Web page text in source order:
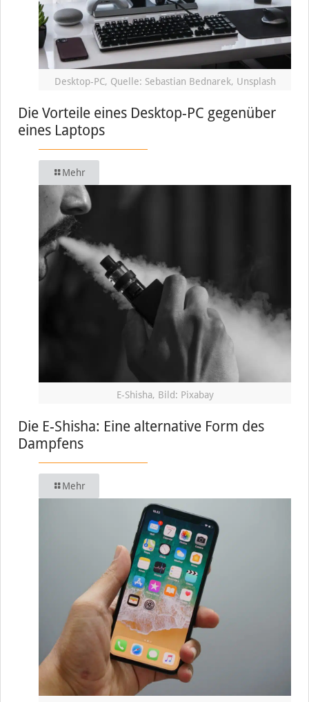
Desktop-PC, Quelle: Sebastian Bednarek, Unsplash
Die Vorteile eines Desktop-PC gegenüber
eines Laptops
Mehr
E-Shisha, Bild: Pixabay
Die E-Shisha: Eine alternative Form des
Dampfens
Mehr